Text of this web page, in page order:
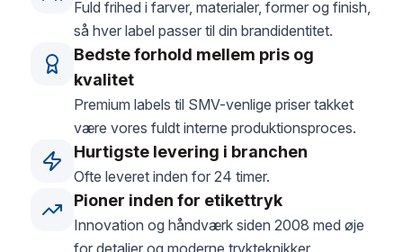
Fuld frihed i farver, materialer, former og finish,
så hver label passer til din brandidentitet.
Bedste forhold mellem pris og
kvalitet
Premium labels til SMV-venlige priser takket
være vores fuldt interne produktionsproces.
Hurtigste levering i branchen
Ofte leveret inden for 24 timer.
Pioner inden for etikettryk
Innovation og håndværk siden 2008 med øje
for detaljer og moderne trykteknikker.